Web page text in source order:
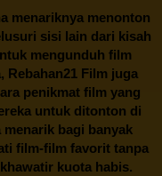
menariknya menonton
sisi lain dari kisah
mengunduh film
Rebahan21 Film juga
penikmat film yang
untuk ditonton di
bagi banyak
film-film favorit tanpa
kuota habis.